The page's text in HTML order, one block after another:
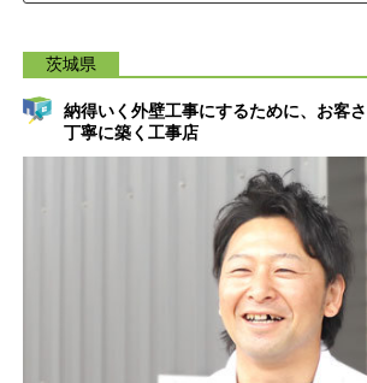
茨城県
納得いく外壁工事にするために、お客
丁寧に築く工事店